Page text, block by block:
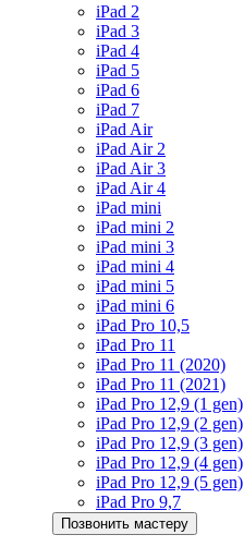
iPad 2
iPad 3
iPad 4
iPad 5
iPad 6
iPad 7
iPad Air
iPad Air 2
iPad Air 3
iPad Air 4
iPad mini
iPad mini 2
iPad mini 3
iPad mini 4
iPad mini 5
iPad mini 6
iPad Pro 10,5
iPad Pro 11
iPad Pro 11 (2020)
iPad Pro 11 (2021)
iPad Pro 12,9 (1 gen)
iPad Pro 12,9 (2 gen)
iPad Pro 12,9 (3 gen)
iPad Pro 12,9 (4 gen)
iPad Pro 12,9 (5 gen)
iPad Pro 9,7
Позвонить мастеру